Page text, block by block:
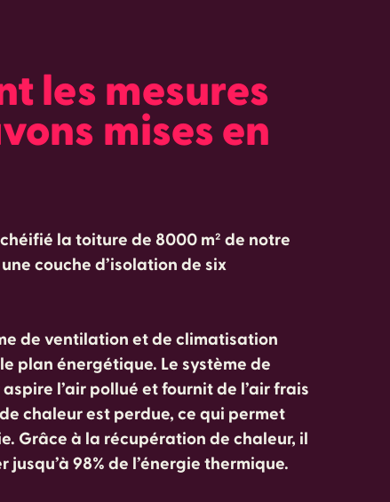
les mesures
mises en
la toiture de 8000 m² de notre
couche d’isolation de six
de ventilation et de climatisation
plan énergétique. Le système de
l’air pollué et fournit de l’air frais
chaleur est perdue, ce qui permet
Grâce à la récupération de chaleur, il
98% de l’énergie thermique.